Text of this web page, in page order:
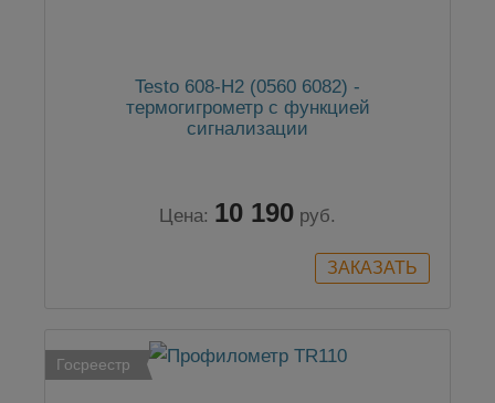
Testo 608-H2 (0560 6082) -
термогигрометр с функцией
сигнализации
Цена: 10 190 руб.
Госреестр